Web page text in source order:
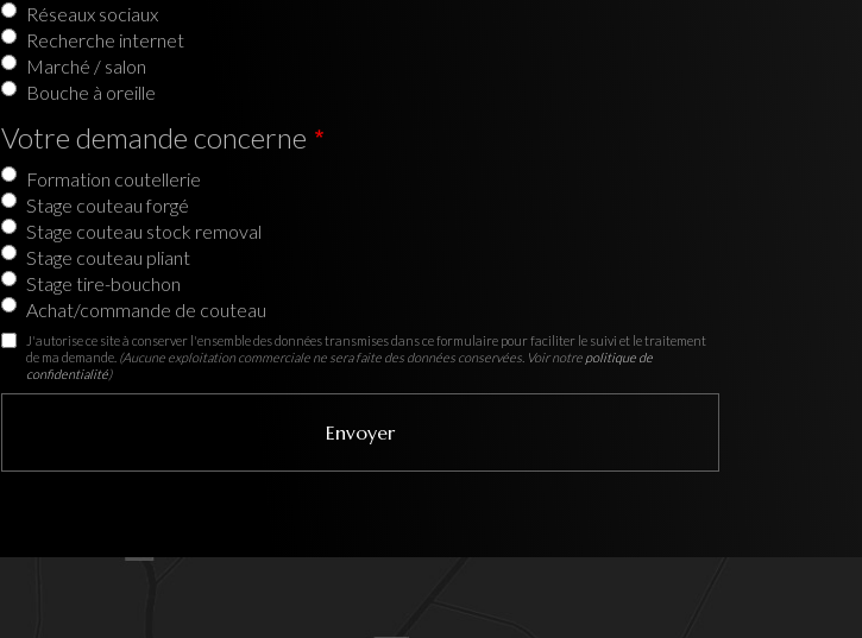
Réseaux sociaux
Recherche internet
Marché / salon
Bouche à oreille
Votre demande concerne
Formation coutellerie
Stage couteau forgé
Stage couteau stock removal
Stage couteau pliant
Stage tire-bouchon
Achat/commande de couteau
J'autorise ce site à conserver l'ensemble des données transmises dans ce formulaire pour faciliter le suivi et le traitement
de ma demande. (Aucune exploitation commerciale ne sera faite des données conservées. Voir notre politique de
confidentialité)